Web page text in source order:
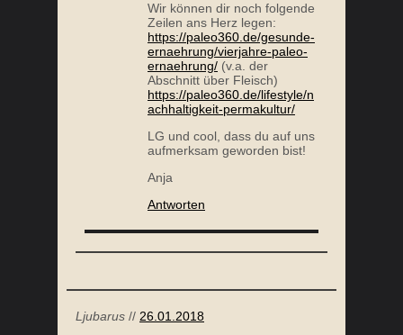
Wir können dir noch folgende
Zeilen ans Herz legen:
https://paleo360.de/gesunde-
ernaehrung/vierjahre-paleo-
ernaehrung/ (v.a. der
Abschnitt über Fleisch)
https://paleo360.de/lifestyle/n
achhaltigkeit-permakultur/
LG und cool, dass du auf uns
aufmerksam geworden bist!
Anja
Antworten
Ljubarus // 26.01.2018